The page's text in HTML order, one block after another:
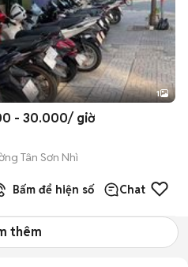
1
- 30.000/ giờ
Tân Sơn Nhì
Bấm để hiện số Chat
thêm